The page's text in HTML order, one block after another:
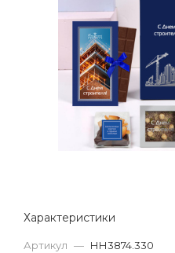
Характеристики
Артикул — НН3874.330